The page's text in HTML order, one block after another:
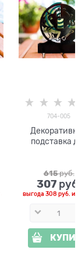
704-005
подставка
704-005
615 руб.
307
выгода 308 руб.